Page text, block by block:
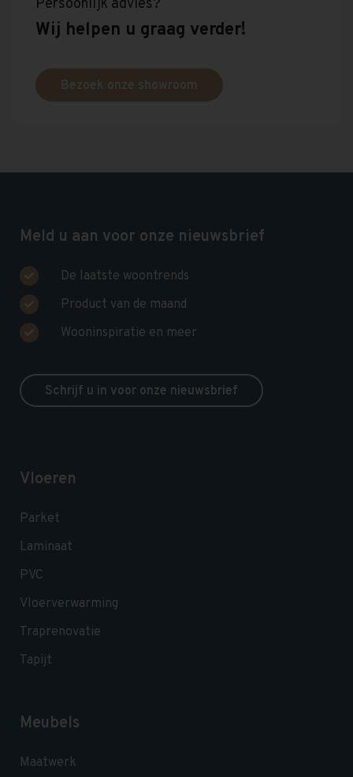
Persoonlijk advies?
Wij helpen u graag verder!
Bezoek onze showroom
Meld u aan voor onze nieuwsbrief
De laatste woontrends
Product van de maand
Wooninspiratie en meer
Schrijf u in voor onze nieuwsbrief
Vloeren
Parket
Laminaat
PVC
Vloerverwarming
Traprenovatie
Tapijt
Meubels
Maatwerk